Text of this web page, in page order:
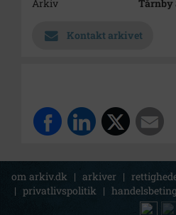
Arkiv
Tårnby
Kontakt arkivet
om arkiv.dk | arkiver |
| privatlivspolitik |